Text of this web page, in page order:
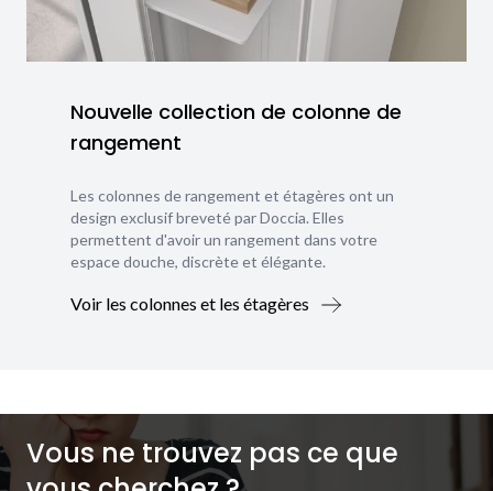
Nouvelle collection de colonne de
rangement
Les colonnes de rangement et étagères ont un
design exclusif breveté par Doccia. Elles
permettent d'avoir un rangement dans votre
espace douche, discrète et élégante.
Voir les colonnes et les étagères
Vous ne trouvez pas ce que